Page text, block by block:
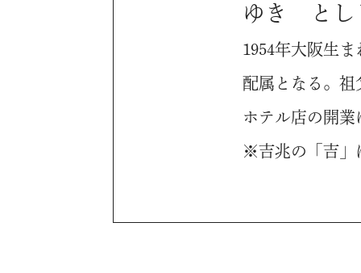
ゆき とし
1954年大阪生
配属となる。祖
ホテル店の開
※吉兆の「吉」